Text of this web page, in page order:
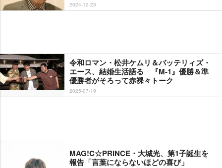
2024-12-23
令和ロマン・松井ケムリ＆バッテリィズ・
エース、結婚生活語る 『M-1』優勝＆準
優勝者がそろって赤裸々トーク
2025-07-19
MAG!C☆PRINCE・大城光、第1子誕生を
報告「言葉にならないほどの喜び」